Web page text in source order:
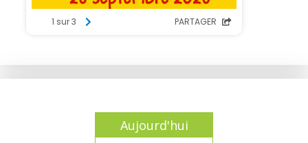
Aujourd'hui